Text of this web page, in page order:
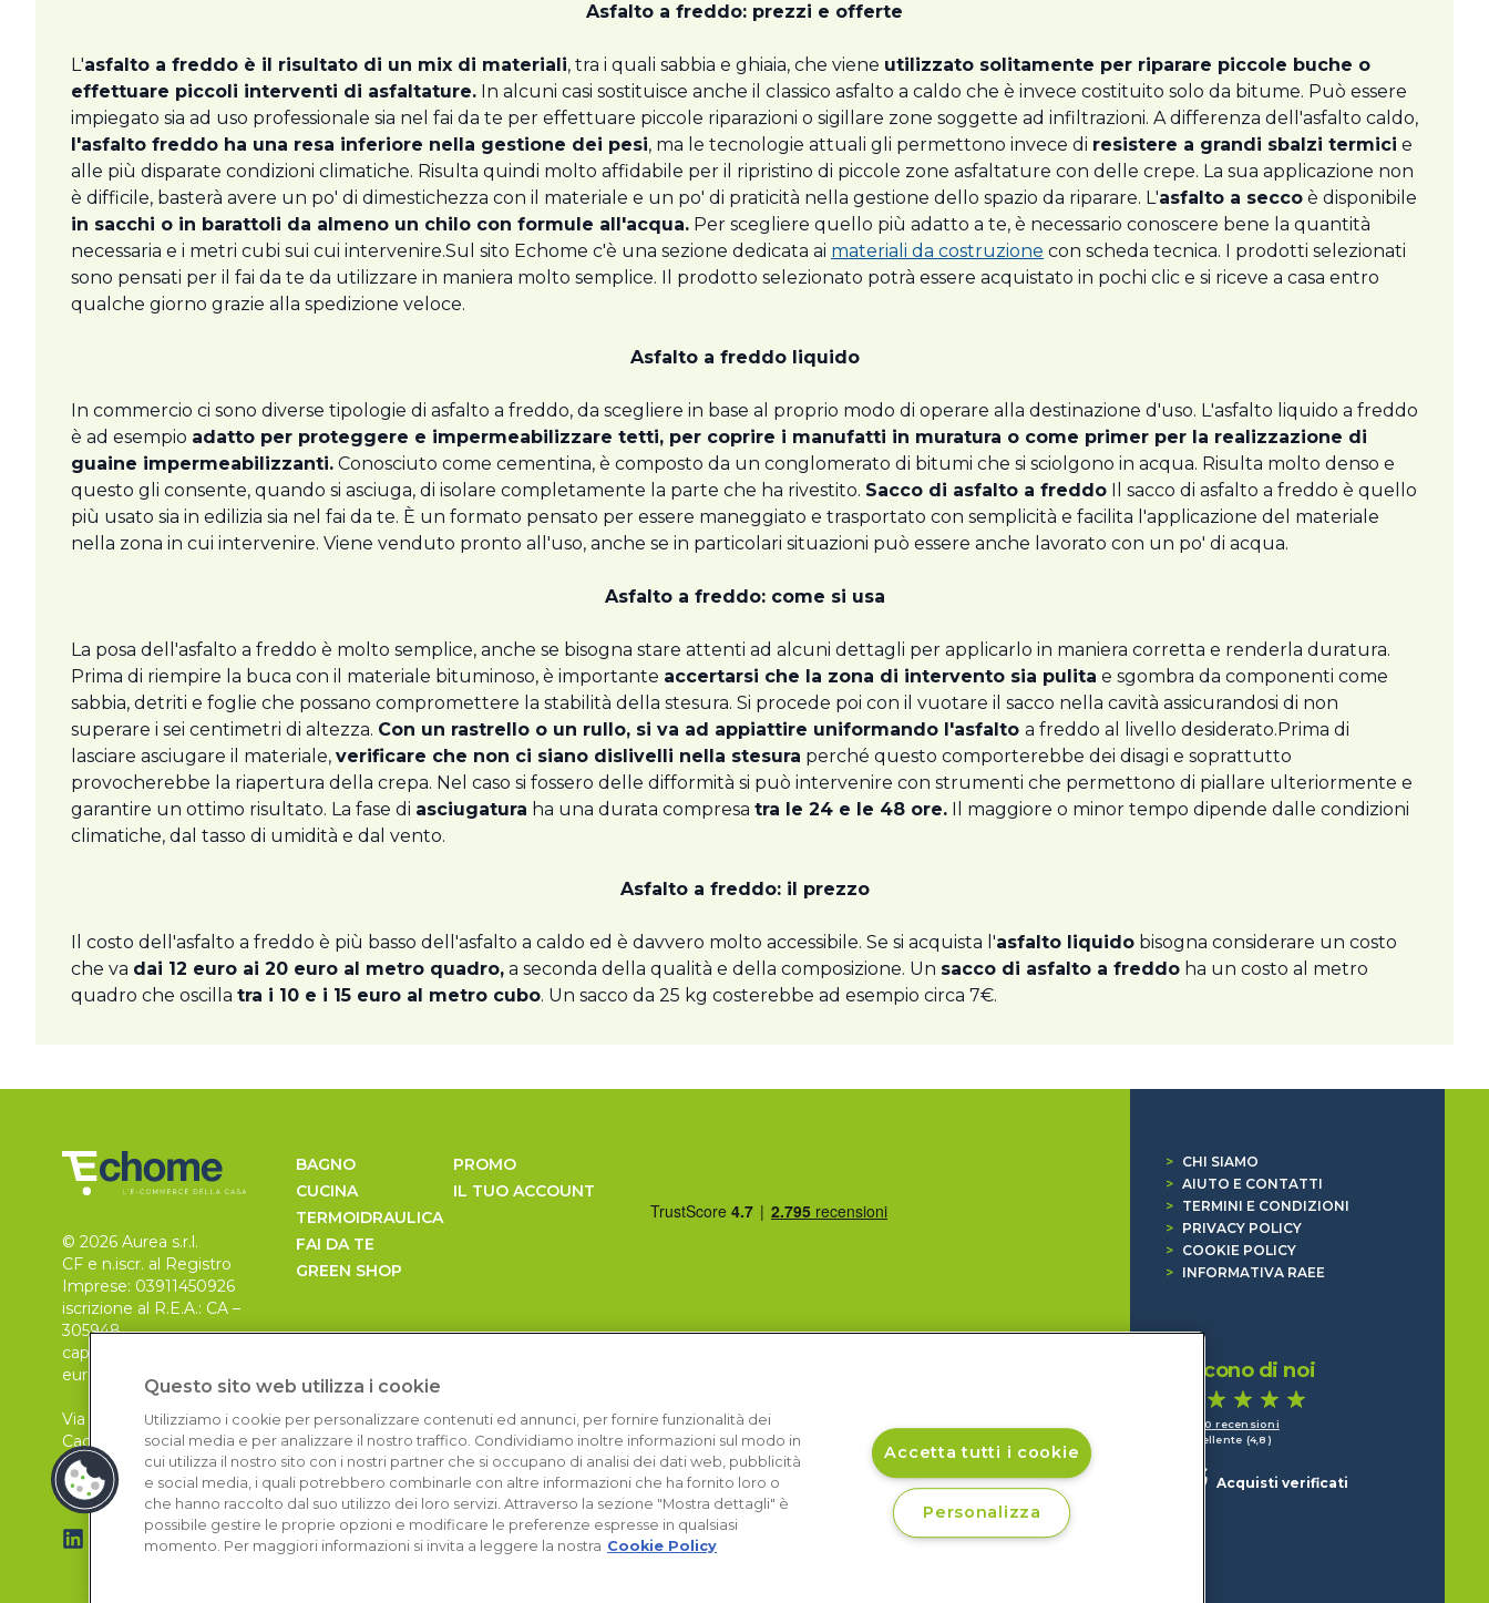
Asfalto a freddo: prezzi e offerte
L'asfalto a freddo è il risultato di un mix di materiali, tra i quali sabbia e ghiaia, che viene utilizzato solitamente per riparare piccole buche o
effettuare piccoli interventi di asfaltature. In alcuni casi sostituisce anche il classico asfalto a caldo che è invece costituito solo da bitume. Può essere
impiegato sia ad uso professionale sia nel fai da te per effettuare piccole riparazioni o sigillare zone soggette ad infiltrazioni. A differenza dell'asfalto caldo,
l'asfalto freddo ha una resa inferiore nella gestione dei pesi, ma le tecnologie attuali gli permettono invece di resistere a grandi sbalzi termici e
alle più disparate condizioni climatiche. Risulta quindi molto affidabile per il ripristino di piccole zone asfaltature con delle crepe. La sua applicazione non
è difficile, basterà avere un po' di dimestichezza con il materiale e un po' di praticità nella gestione dello spazio da riparare. L'asfalto a secco è disponibile
in sacchi o in barattoli da almeno un chilo con formule all'acqua. Per scegliere quello più adatto a te, è necessario conoscere bene la quantità
necessaria e i metri cubi sui cui intervenire.Sul sito Echome c'è una sezione dedicata ai materiali da costruzione con scheda tecnica. I prodotti selezionati
sono pensati per il fai da te da utilizzare in maniera molto semplice. Il prodotto selezionato potrà essere acquistato in pochi clic e si riceve a casa entro
qualche giorno grazie alla spedizione veloce.
Asfalto a freddo liquido
In commercio ci sono diverse tipologie di asfalto a freddo, da scegliere in base al proprio modo di operare alla destinazione d'uso. L'asfalto liquido a freddo
è ad esempio adatto per proteggere e impermeabilizzare tetti, per coprire i manufatti in muratura o come primer per la realizzazione di
guaine impermeabilizzanti. Conosciuto come cementina, è composto da un conglomerato di bitumi che si sciolgono in acqua. Risulta molto denso e
questo gli consente, quando si asciuga, di isolare completamente la parte che ha rivestito. Sacco di asfalto a freddo Il sacco di asfalto a freddo è quello
più usato sia in edilizia sia nel fai da te. È un formato pensato per essere maneggiato e trasportato con semplicità e facilita l'applicazione del materiale
nella zona in cui intervenire. Viene venduto pronto all'uso, anche se in particolari situazioni può essere anche lavorato con un po' di acqua.
Asfalto a freddo: come si usa
La posa dell'asfalto a freddo è molto semplice, anche se bisogna stare attenti ad alcuni dettagli per applicarlo in maniera corretta e renderla duratura.
Prima di riempire la buca con il materiale bituminoso, è importante accertarsi che la zona di intervento sia pulita e sgombra da componenti come
sabbia, detriti e foglie che possano compromettere la stabilità della stesura. Si procede poi con il vuotare il sacco nella cavità assicurandosi di non
superare i sei centimetri di altezza. Con un rastrello o un rullo, si va ad appiattire uniformando l'asfalto a freddo al livello desiderato.Prima di
lasciare asciugare il materiale, verificare che non ci siano dislivelli nella stesura perché questo comporterebbe dei disagi e soprattutto
provocherebbe la riapertura della crepa. Nel caso si fossero delle difformità si può intervenire con strumenti che permettono di piallare ulteriormente e
garantire un ottimo risultato. La fase di asciugatura ha una durata compresa tra le 24 e le 48 ore. Il maggiore o minor tempo dipende dalle condizioni
climatiche, dal tasso di umidità e dal vento.
Asfalto a freddo: il prezzo
Il costo dell'asfalto a freddo è più basso dell'asfalto a caldo ed è davvero molto accessibile. Se si acquista l'asfalto liquido bisogna considerare un costo
che va dai 12 euro ai 20 euro al metro quadro, a seconda della qualità e della composizione. Un sacco di asfalto a freddo ha un costo al metro
quadro che oscilla tra i 10 e i 15 euro al metro cubo. Un sacco da 25 kg costerebbe ad esempio circa 7€.
© 2026 Aurea s.r.l.
CF e n.iscr. al Registro
Imprese: 03911450926
iscrizione al R.E.A.: CA –
305948
capitale sociale 30.000
euro, i.v.
Via Pietro Leo n. 6
Cagliari
09129
BAGNO
CUCINA
TERMOIDRAULICA
FAI DA TE
GREEN SHOP
PROMO
IL TUO ACCOUNT
>
CHI SIAMO
> AIUTO E CONTATTI
>
TERMINI E CONDIZIONI
>
PRIVACY POLICY
>
COOKIE POLICY
>
INFORMATIVA RAEE
Dicono di noi
1.640 recensioni
Eccellente (4,8)
Acquisti verificati
Questo sito web utilizza i cookie
Utilizziamo i cookie per personalizzare contenuti ed annunci, per fornire funzionalità dei
social media e per analizzare il nostro traffico. Condividiamo inoltre informazioni sul modo in
cui utilizza il nostro sito con i nostri partner che si occupano di analisi dei dati web, pubblicità
e social media, i quali potrebbero combinarle con altre informazioni che ha fornito loro o
che hanno raccolto dal suo utilizzo dei loro servizi. Attraverso la sezione "Mostra dettagli" è
possibile gestire le proprie opzioni e modificare le preferenze espresse in qualsiasi
momento. Per maggiori informazioni si invita a leggere la nostra Cookie Policy
Accetta tutti i cookie
Personalizza